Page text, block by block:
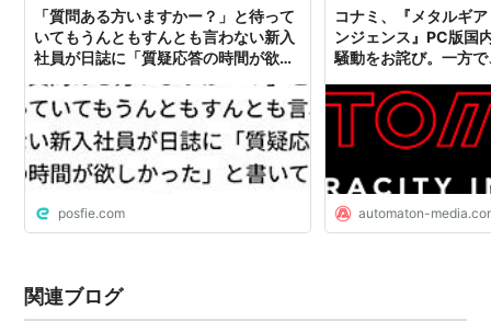
「質問ある方いますかー？」と待って
いてもうんともすんとも言わない新入
社員が日誌に「質疑応答の時間が欲し
posfie.com
コナミ、『メタルギ
ンジェンス』PC版国
騒動をお詫び。一方
い」とも -
automaton-
関連ブログ